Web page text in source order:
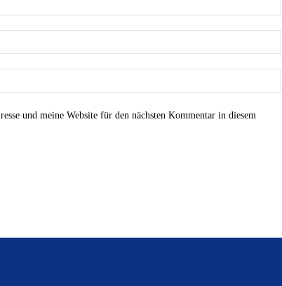
und meine Website für den nächsten Kommentar in diesem